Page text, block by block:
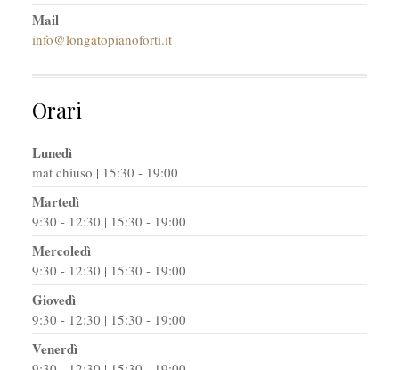
Mail
info@longatopianoforti.it
Orari
Lunedì
mat chiuso | 15:30 - 19:00
Martedì
9:30 - 12:30 | 15:30 - 19:00
Mercoledì
9:30 - 12:30 | 15:30 - 19:00
Giovedì
9:30 - 12:30 | 15:30 - 19:00
Venerdì